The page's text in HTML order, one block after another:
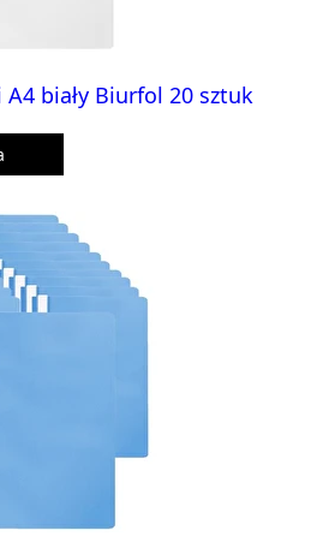
biały Biurfol 20 sztuk